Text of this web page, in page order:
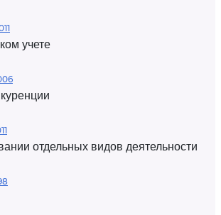
учете
отдельных видов деятельности